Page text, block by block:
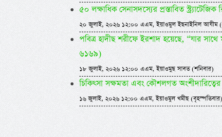
৫০ লক্ষাধিক সেনাসদস্যের প্রস্তাবিত
২০ জুলাই, ২০২৬ ১২:০০ এএম, ইয়াওমুল ইছনাইনিল আযীম
পবিত্র হাদীছ শরীফে ইরশাদ হয়েছে, “যার
৬১৬৯)
১৮ জুলাই, ২০২৬ ১২:০০ এএম, ইয়াওমুছ সাবত (শনিবার)
চিকিৎসা সক্ষমতা এবং কৌশলগত
১৬ জুলাই, ২০২৬ ১২:০০ এএম, ইয়াওমুল খমীছ (বৃহস্পতিবার)